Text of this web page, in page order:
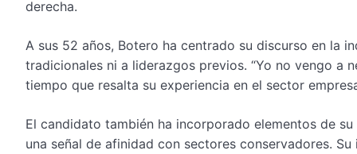
derecha.
A sus 52 años, Botero ha centrado su discurso en la
tradicionales ni a liderazgos previos. “Yo no vengo a
tiempo que resalta su experiencia en el sector
El candidato también ha incorporado elementos de
una señal de afinidad con sectores conservadores.